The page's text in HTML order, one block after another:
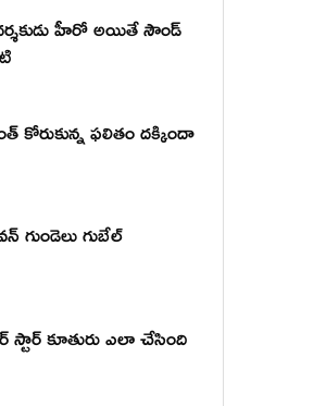
హీరో అయితే సౌండ్
కోరుకున్న ఫలితం దక్కిందా
గుండెలు గుబేల్‌
స్టార్ కూతురు ఎలా చేసింది